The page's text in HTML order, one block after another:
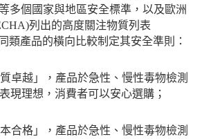
多個國家與地區安全標準，以及歐洲
列出的高度關注物質列表
類產品的橫向比較制定其安全準則：
卓越」，產品於急性、慢性毒物檢測
現理想，消費者可以安心選購；
合格」，產品於急性、慢性毒物檢測